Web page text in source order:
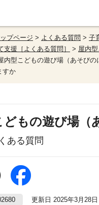
ップページ > よくある質問 > 子
支援［よくある質問］ > 屋内
内型こどもの遊び場（あそびの
すか
どもの遊び場（
ある質問
更新日 2025年3月28日